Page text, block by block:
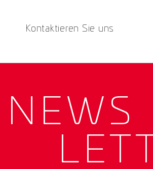
Kontaktieren Sie uns
NEWS­